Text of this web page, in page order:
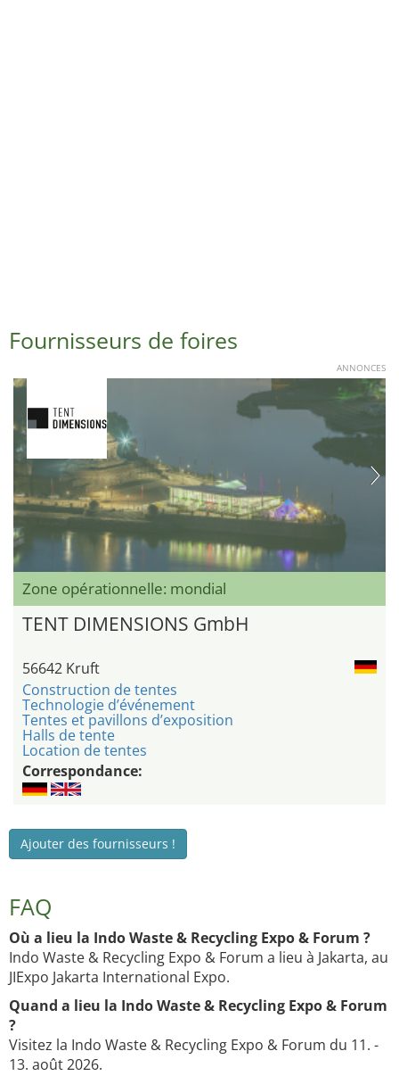
Fournisseurs de foires
ANNONCES
Zone opérationnelle: mondial
TENT DIMENSIONS GmbH
56642 Kruft
Construction de tentes
Technologie d’événement
Tentes et pavillons d’exposition
Halls de tente
Location de tentes
Correspondance:
Ajouter des fournisseurs !
FAQ
Où a lieu la Indo Waste & Recycling Expo & Forum ?
Indo Waste & Recycling Expo & Forum a lieu à Jakarta, au
JIExpo Jakarta International Expo.
Quand a lieu la Indo Waste & Recycling Expo & Forum
?
Visitez la Indo Waste & Recycling Expo & Forum du 11. -
13. août 2026.